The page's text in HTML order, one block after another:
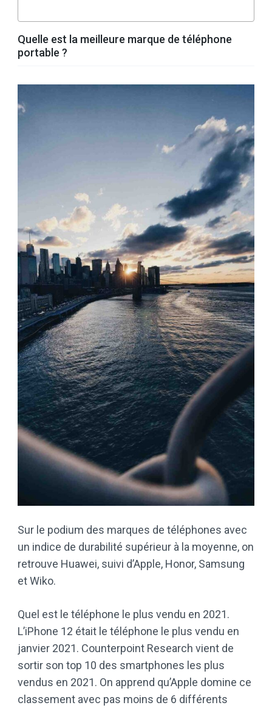
Quelle est la meilleure marque de téléphone
portable ?
Sur le podium des marques de téléphones avec
un indice de durabilité supérieur à la moyenne, on
retrouve Huawei, suivi d’Apple, Honor, Samsung
et Wiko.
Quel est le téléphone le plus vendu en 2021.
L’iPhone 12 était le téléphone le plus vendu en
janvier 2021. Counterpoint Research vient de
sortir son top 10 des smartphones les plus
vendus en 2021. On apprend qu’Apple domine ce
classement avec pas moins de 6 différents